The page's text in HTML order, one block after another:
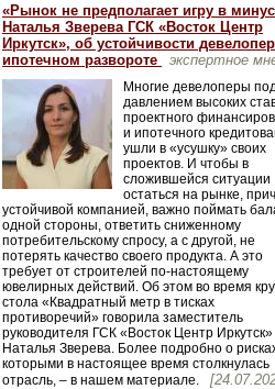
«Рынок не предполагает игру в
Наталья Зверева ГСК «Восток Центр
Иркутск», об устойчивости
ипотечном развороте
экспертное
Многие девелоперы
давлением высоких
проектного
и ипотечного
ушли в «усушку» своих
проектов. И чтобы в
сложившейся ситуации
остаться на рынке,
устойчивой компанией, важно поймать
одной стороны, ответить сниженному
потребительскому спросу, а с другой, не
потерять качество своего продукта. А это
требует от строителей по-настоящему
ювелирных действий. Об этом во время
стола «Квадратный метр в тисках
противоречий» говорила заместитель
руководителя ГСК «Восток Центр Иркутск»
Наталья Зверева. Более подробно о
которыми в настоящее время столкнулась
отрасль, – в нашем материале.